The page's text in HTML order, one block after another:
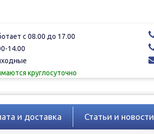
с 08.00 до 17.00
14.00
круглосуточно
и доставка Статьи и новости